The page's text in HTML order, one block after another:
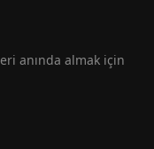
anında almak için